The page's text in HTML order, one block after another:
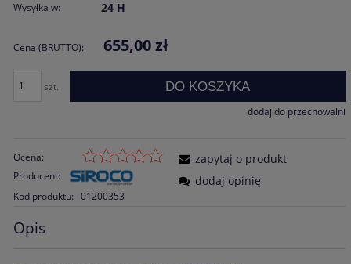
Wysyłka w: 24 H
Cena (BRUTTO): 655,00 zł
szt. DO KOSZYKA
dodaj do przechowalni
Ocena:
Producent:
Kod produktu: 01200353
zapytaj o produkt
dodaj opinię
Opis